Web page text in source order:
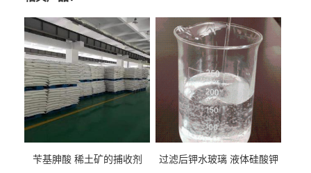
苄基胂酸 稀土矿的捕收剂 过滤后钾水玻璃 液体硅酸钾